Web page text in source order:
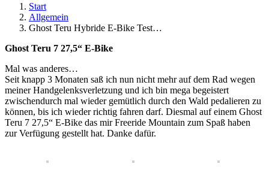
Start
Allgemein
Ghost Teru Hybride E-Bike Test…
Ghost Teru 7 27,5“ E-Bike
Mal was anderes…
Seit knapp 3 Monaten saß ich nun nicht mehr auf dem Rad wegen
meiner Handgelenksverletzung und ich bin mega begeistert
zwischendurch mal wieder gemütlich durch den Wald pedalieren zu
können, bis ich wieder richtig fahren darf. Diesmal auf einem Ghost
Teru 7 27,5“ E-Bike das mir Freeride Mountain zum Spaß haben
zur Verfügung gestellt hat. Danke dafür.